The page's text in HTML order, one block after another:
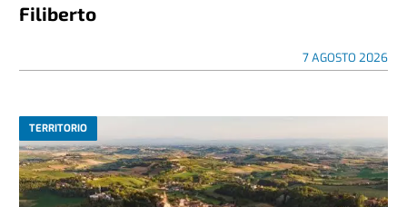
Filiberto
7 AGOSTO 2026
TERRITORIO